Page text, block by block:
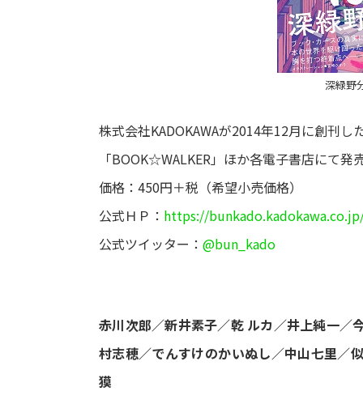
深緑野
株式会社KADOKAWAが2014年12月に創刊
「BOOK☆WALKER」ほか各電子書店にて
価格：450円＋税（希望小売価格）
公式ＨＰ： https://
公式ツイッター： @bun_kado
赤川次郎／新井素子／乾 ルカ／井上純一／
村志穂／でんすけのかいぬし／中山七里／
獏